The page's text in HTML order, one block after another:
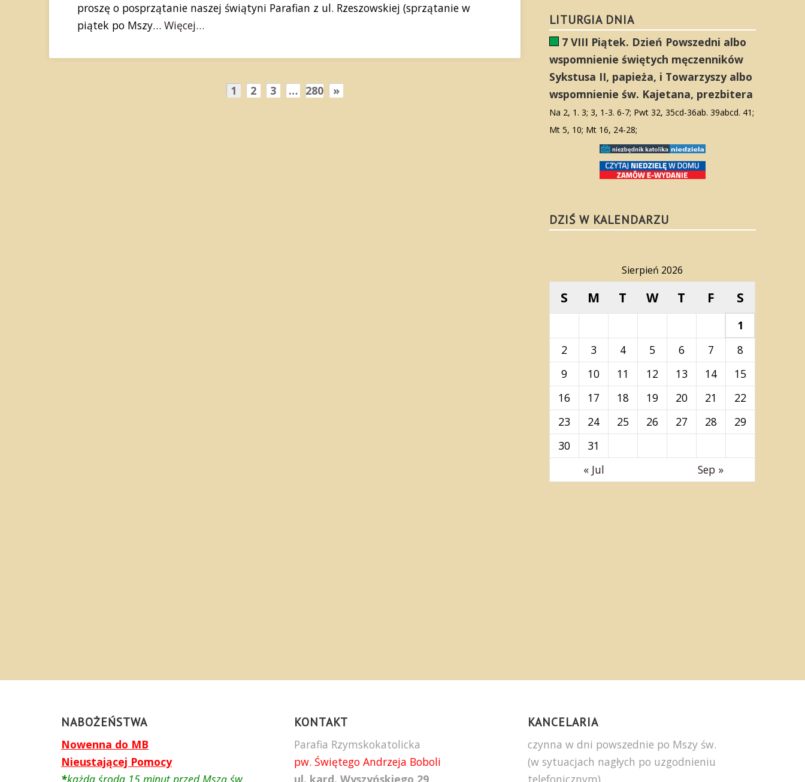
proszę o posprzątanie naszej świątyni Parafian z ul. Rzeszowskiej (sprzątanie w
piątek po Mszy…Więcej…
1 2 3 … 280 »
LITURGIA DNIA
7 VIII Piątek. Dzień Powszedni albo
wspomnienie świętych męczenników
Sykstusa II, papieża, i Towarzyszy albo
wspomnienie św. Kajetana, prezbitera
Na 2, 1. 3; 3, 1-3. 6-7; Pwt 32, 35cd-36ab. 39abcd. 41;
Mt 5, 10; Mt 16, 24-28;
DZIŚ W KALENDARZU
Sierpień 2026
S M T W T F S
« Jul Sep »
1
2
3 4 5 6 7
8
9
10 11 12 13 14
15
16
17 18 19 20 21
22
23
24 25 26 27 28
29
30
31
NABOŻEŃSTWA
Nowenna do MB
Nieustającej Pomocy
*każda środa 15 minutprzed Mszą św.
KONTAKT
Parafia Rzymskokatolicka
pw. Świętego Andrzeja Boboli
ul. kard. Wyszyńskiego 29
KANCELARIA
czynna w dni powszednie po Mszy św.
(w sytuacjach nagłych po uzgodnieniu
telefonicznym)